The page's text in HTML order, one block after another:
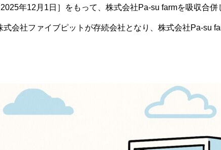
年12月1日］をもって、株式会社Pa-su farmを吸収合併
会社ファイブピットが存続会社となり、株式会社Pa-su